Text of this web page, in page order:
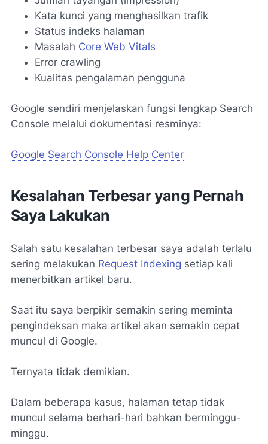
Kata kunci yang menghasilkan trafik
Status indeks halaman
Masalah Core Web Vitals
Error crawling
Kualitas pengalaman pengguna
Google sendiri menjelaskan fungsi lengkap Search
Console melalui dokumentasi resminya:
Google Search Console Help Center
Kesalahan Terbesar yang Pernah
Saya Lakukan
Salah satu kesalahan terbesar saya adalah terlalu
sering melakukan Request Indexing setiap kali
menerbitkan artikel baru.
Saat itu saya berpikir semakin sering meminta
pengindeksan maka artikel akan semakin cepat
muncul di Google.
Ternyata tidak demikian.
Dalam beberapa kasus, halaman tetap tidak
muncul selama berhari-hari bahkan berminggu-
minggu.